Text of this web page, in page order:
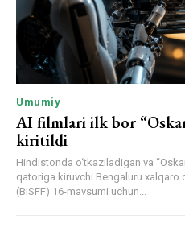
Umumiy
AI filmlari ilk bor
kiritildi
Hindistonda o‘tkaziladigan va
qatoriga kiruvchi Bengaluru
(BISFF) 16-mavsumi uchun...